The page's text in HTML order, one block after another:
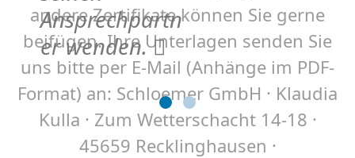
Ansprechpartn
er wenden.
andere Zertifikate können Sie gerne
beifügen. Ihre Unterlagen senden Sie
uns bitte per E-Mail (Anhänge im PDF-
Format) an: Schloemer GmbH · Klaudia
Kulla · Zum Wetterschacht 14-18 ·
45659 Recklinghausen ·